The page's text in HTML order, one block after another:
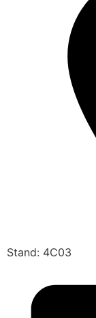
Stand: 4C03